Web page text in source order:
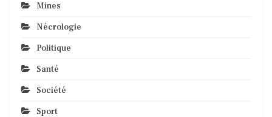
Mines
Nécrologie
Politique
Santé
Société
Sport